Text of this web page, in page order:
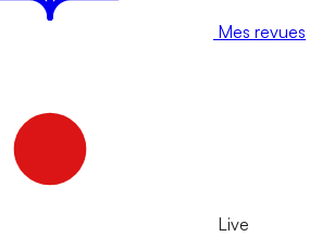
Mes revues
Live